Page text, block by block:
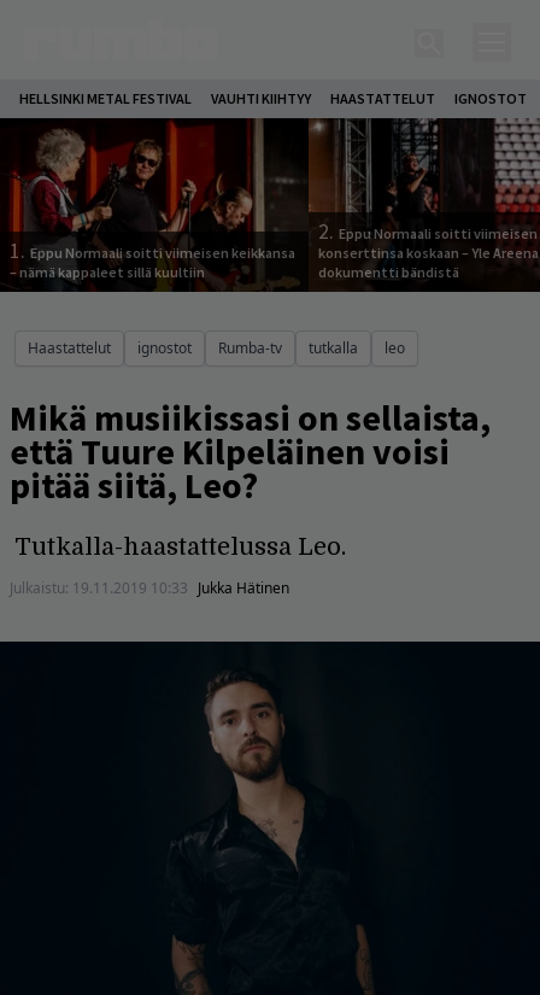
HELLSINKI METAL FESTIVAL VAUHTI KIIHTYY HAASTATTELUT IGNOSTOT
1. Eppu Normaali soitti viimeisen keikkansa
– nämä kappaleet sillä kuultiin
2. Eppu Normaali soitti viimeisen
konserttinsa koskaan – Yle
dokumentti bändistä
Haastattelut ignostot Rumba-tv tutkalla leo
Mikä musiikissasi on sellaista,
että Tuure Kilpeläinen voisi
pitää siitä, Leo?
Tutkalla-haastattelussa Leo.
Julkaistu: 19.11.2019 10:33 Jukka Hätinen